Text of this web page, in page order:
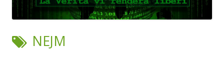
TAG:
NEJM